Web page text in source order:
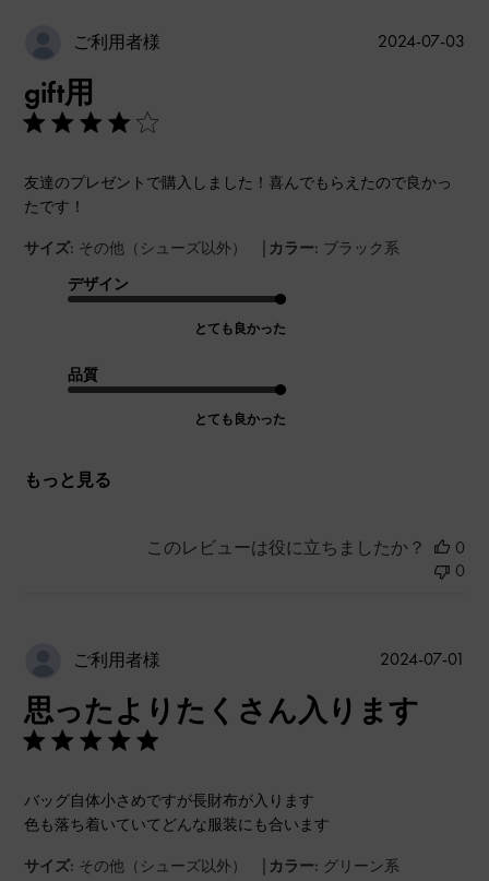
ご利用者様
gift用
友達のプレゼントで購入しました！喜んでもらえたので良かっ
たです！
サイズ: その他（シューズ以外） | カラー: ブラック系
デザイン
とても良かった
品質
とても良かった
もっと見る
公
2024-07-03
このレビューは役に立ちましたか？
0
0
ご利用者様
思ったよりたくさん入ります
バッグ自体小さめですが長財布が入ります
色も落ち着いていてどんな服装にも合います
サイズ: その他（シューズ以外） | カラー: グリーン系
2024-07-01